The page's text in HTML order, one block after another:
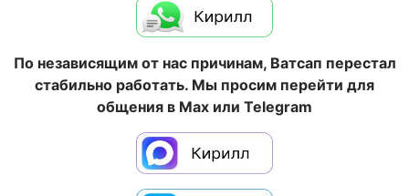
По независящим от нас причинам, Ватсап перестал
стабильно работать. Мы просим перейти для
общения в Max или Telegram